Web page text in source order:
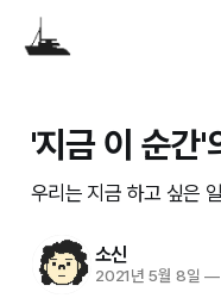
'지금 이 순간'
우리는 지금 하고 싶은
소신
2021년 5월 8일 —